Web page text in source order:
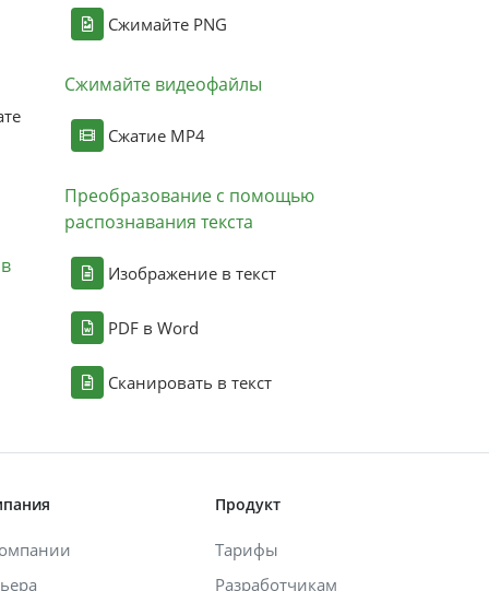
Сжимайте PNG
Сжимайте видеофайлы
Сжатие MP4
Преобразование с помощью
распознавания текста
Изображение в текст
PDF в Word
Сканировать в текст
Продукт
Тарифы
Разработчикам